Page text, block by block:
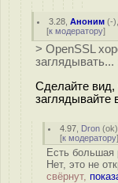
3.28 ,Аноним (-
[к модератору]
> OpenSSL
заглядывать...
Сделайте вид,
заглядывайте
4.97 Dron (ok
[к модератору]
Есть большая
Нет, это не
свёрнут,